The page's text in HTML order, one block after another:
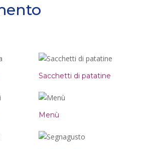
Sacchetti di patatine
Menù